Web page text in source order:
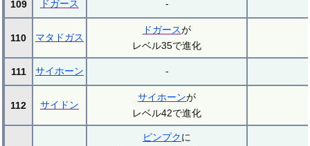
109 ドガース -
110 マタドガス
ドガースが
レベル35で進化
111 サイホーン -
112 サイドン
サイホーンが
レベル42で進化
ピンプクに